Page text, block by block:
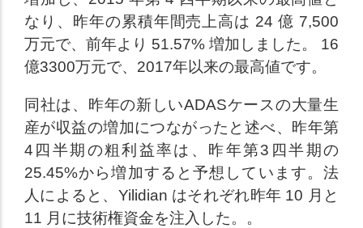
なり、昨年の累積年間売上高は 24 億 7,500
万元で、前年より 51.57% 増加しました。 16
億3300万元で、2017年以来の最高値です。
同社は、昨年の新しいADASケースの大量生
産が収益の増加につながったと述べ、昨年第
4四半期の粗利益率は、昨年第3四半期の
25.45%から増加すると予想しています。法
人によると、Yilidian はそれぞれ昨年 10 月と
11 月に技術権資金を注入した。。